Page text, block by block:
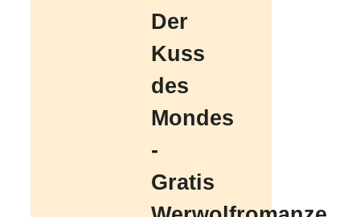
Der
Kuss
des
Mondes
-
Gratis